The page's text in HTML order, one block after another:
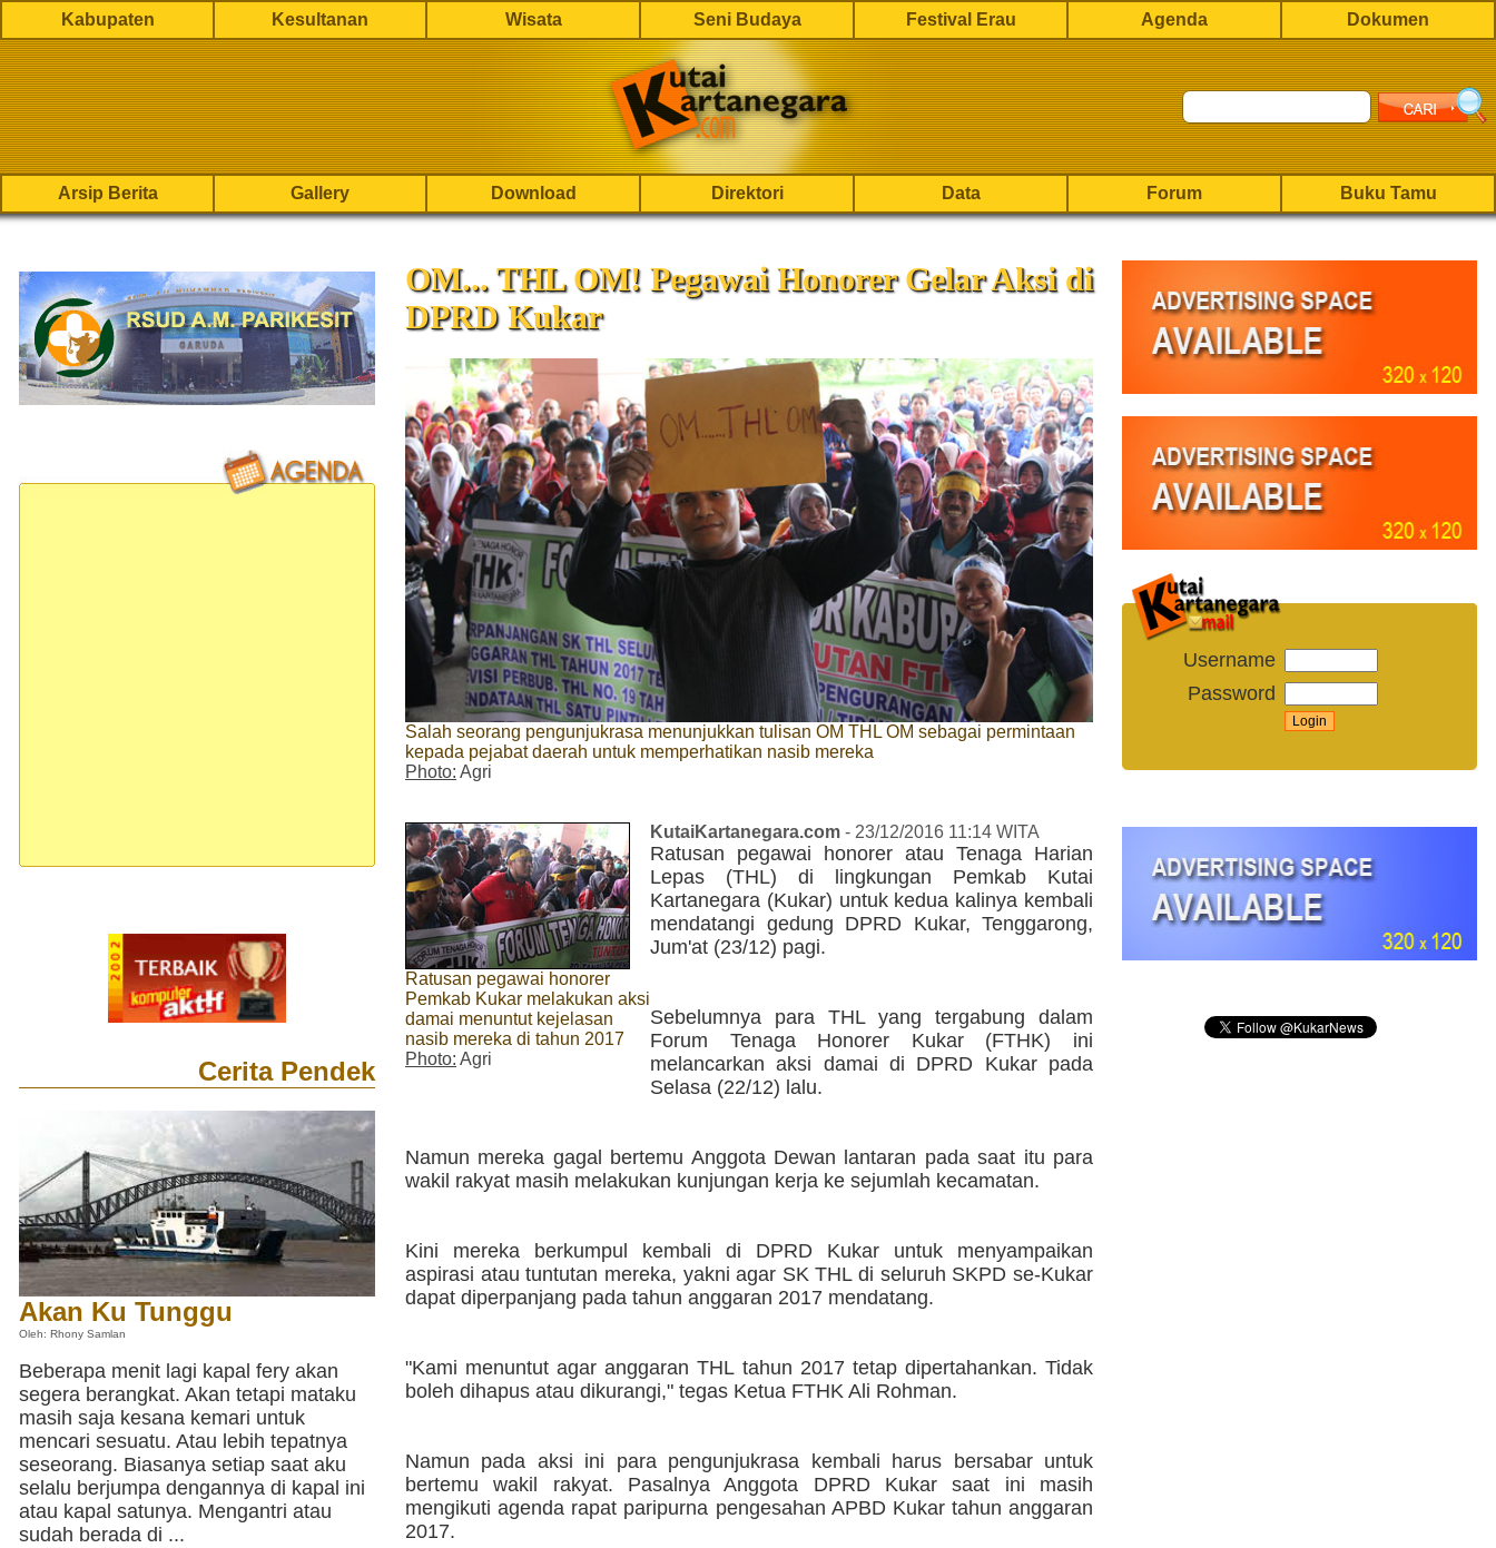
Kabupaten Kesultanan Wisata Seni Budaya Festival Erau Agenda Dokumen
Arsip Berita Gallery Download Direktori Data Forum Buku Tamu
Cerita Pendek
Akan Ku Tunggu
Oleh: Rhony Samlan
Beberapa menit lagi kapal fery akan
segera berangkat. Akan tetapi mataku
masih saja kesana kemari untuk
mencari sesuatu. Atau lebih tepatnya
seseorang. Biasanya setiap saat aku
selalu berjumpa dengannya di kapal ini
atau kapal satunya. Mengantri atau
sudah berada di ...
OM... THL OM! Pegawai Honorer Gelar Aksi di
DPRD Kukar
Salah seorang pengunjukrasa menunjukkan tulisan OM THL OM sebagai permintaan
kepada pejabat daerah untuk memperhatikan nasib mereka
Photo: Agri
Ratusan pegawai honorer
Pemkab Kukar melakukan aksi
damai menuntut kejelasan
nasib mereka di tahun 2017
Photo: Agri
KutaiKartanegara.com - 23/12/2016 11:14 WITA
Ratusan pegawai honorer atau Tenaga Harian
Lepas (THL) di lingkungan Pemkab Kutai
Kartanegara (Kukar) untuk kedua kalinya kembali
mendatangi gedung DPRD Kukar, Tenggarong,
Jum'at (23/12) pagi.
Sebelumnya para THL yang tergabung dalam
Forum Tenaga Honorer Kukar (FTHK) ini
melancarkan aksi damai di DPRD Kukar pada
Selasa (22/12) lalu.
Namun mereka gagal bertemu Anggota Dewan lantaran pada saat itu para
wakil rakyat masih melakukan kunjungan kerja ke sejumlah kecamatan.
Kini mereka berkumpul kembali di DPRD Kukar untuk menyampaikan
aspirasi atau tuntutan mereka, yakni agar SK THL di seluruh SKPD se-Kukar
dapat diperpanjang pada tahun anggaran 2017 mendatang.
"Kami menuntut agar anggaran THL tahun 2017 tetap dipertahankan. Tidak
boleh dihapus atau dikurangi," tegas Ketua FTHK Ali Rohman.
Namun pada aksi ini para pengunjukrasa kembali harus bersabar untuk
bertemu wakil rakyat. Pasalnya Anggota DPRD Kukar saat ini masih
mengikuti agenda rapat paripurna pengesahan APBD Kukar tahun anggaran
2017.
Username
Password